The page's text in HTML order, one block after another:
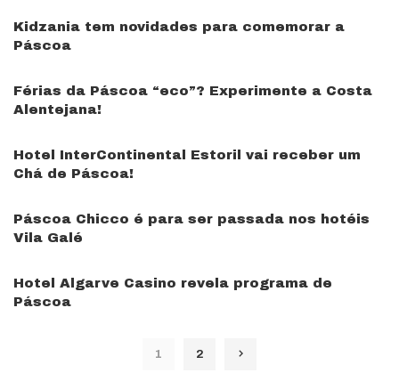
Kidzania tem novidades para comemorar a
Páscoa
Férias da Páscoa “eco”? Experimente a Costa
Alentejana!
Hotel InterContinental Estoril vai receber um
Chá de Páscoa!
Páscoa Chicco é para ser passada nos hotéis
Vila Galé
Hotel Algarve Casino revela programa de
Páscoa
1 2